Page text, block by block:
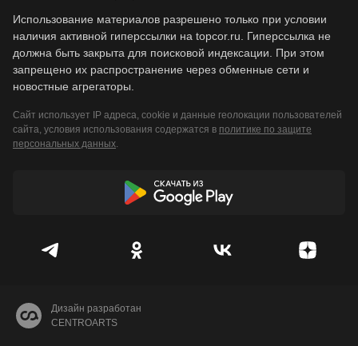
Использование материалов разрешено только при условии
наличия активной гиперссылки на topcor.ru. Гиперссылка не
должна быть закрыта для поисковой индексации. При этом
запрещено их распространение через обменные сети и
новостные агрегаторы.
Сайт использует IP адреса, cookie и данные геолокации пользователей
сайта, условия использования содержатся в политике по защите
персональных данных.
Дизайн разработан
CENTROARTS